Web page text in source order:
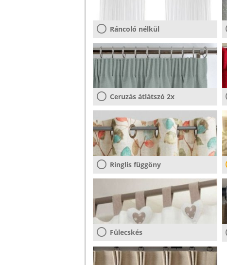
Ráncoló nélkül
Ceruzás átlátszó 2x
Ringlis függöny
Fülecskés